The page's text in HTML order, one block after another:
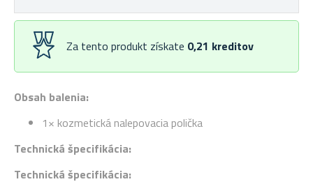
Obsah balenia:
1× kozmetická nalepovacia polička
Technická špecifikácia:
Technická špecifikácia:
Za tento produkt získate 0,21 kreditov